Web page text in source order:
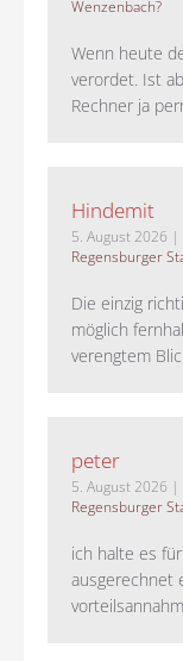
Wenzenbach?
Wenn heute
verordet. Ist
Rechner ja
Hindemit
5. August 2026 |
Regensburger
Die einzig
möglich
verengtem
peter
5. August 2026 |
Regensburger
ich halte es
ausgerechnet